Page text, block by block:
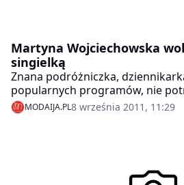
Martyna Wojciechowska
singielką
Znana podróżniczka,
popularnych programów, nie
do szczęścia. Może dlatego, że
upływem czasu staje się coraz
MODAIJA.PL8 września 2011, 11:29